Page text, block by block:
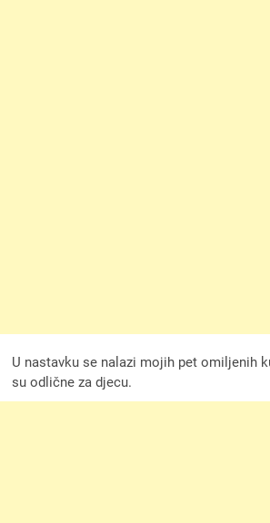
U nastavku se nalazi mojih pet omiljenih
su odlične za djecu.